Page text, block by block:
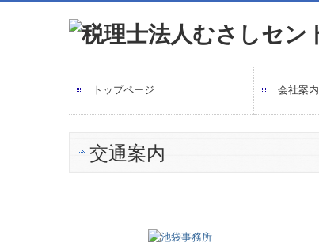
トップページ 会社案内
交通案内